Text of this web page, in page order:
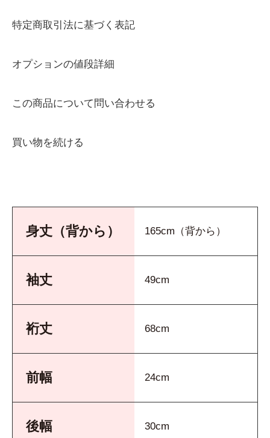
特定商取引法に基づく表記
オプションの値段詳細
この商品について問い合わせる
買い物を続ける
身丈（背から） 165cm（背から）
袖丈 49cm
裄丈 68cm
前幅 24cm
後幅 30cm